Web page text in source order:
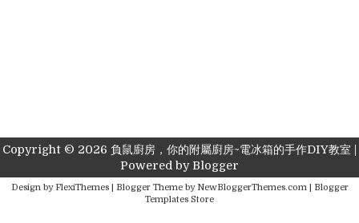
Copyright © 2026 負鼠廚房，你的附屬廚房~電冰箱的手作DIY教室
Powered byBlogger
Design by FlexiThemes| Blogger Theme by NewBloggerThemes.com| Blogger
Templates Store